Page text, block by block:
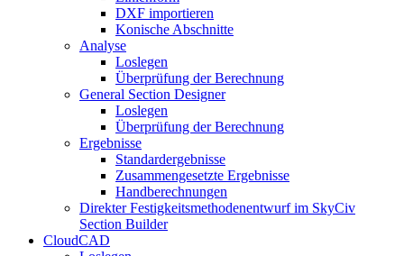
DXF importieren
Konische Abschnitte
Analyse
Loslegen
Überprüfung der Berechnung
General Section Designer
Loslegen
Überprüfung der Berechnung
Ergebnisse
Standardergebnisse
Zusammengesetzte Ergebnisse
Handberechnungen
Direkter Festigkeitsmethodenentwurf im SkyCiv
Section Builder
CloudCAD